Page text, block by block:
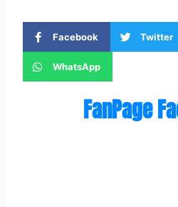
Facebook Twitter
WhatsApp
FanPage